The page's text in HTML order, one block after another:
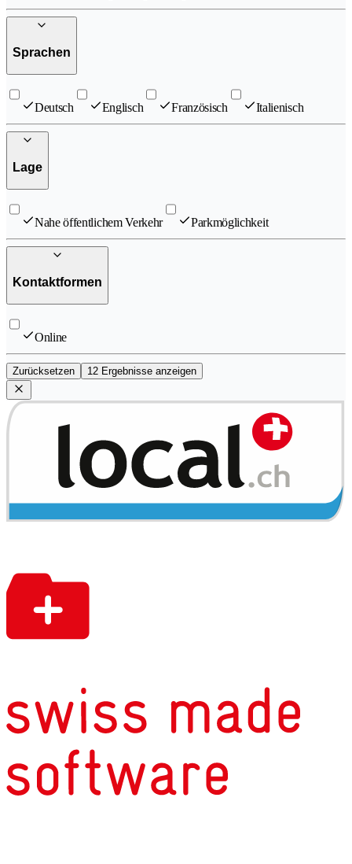
Sprachen
Deutsch Englisch Französisch Italienisch
Lage
Nahe öffentlichem Verkehr Parkmöglichkeit
Kontaktformen
Online
Zurücksetzen 12 Ergebnisse anzeigen